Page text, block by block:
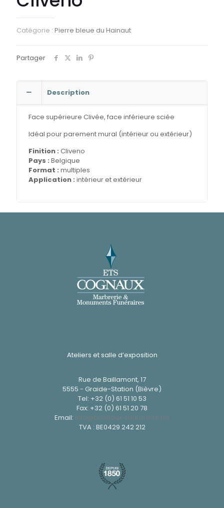
Catégorie : Pierre bleue du Hainaut
Partager
Description
Face supérieure Clivée, face inférieure sciée
Idéal pour parement mural (intérieur ou extérieur)
Finition : Cliveno
Pays : Belgique
Format : multiples
Application : intérieur et extérieur
Ateliers et salle d’exposition
Rue de Baillamont, 17
5555 - Graide-Station (Bièvre)
Tel: +32 (0) 61 51 10 53
Fax: +32 (0) 61 51 20 78
Email: info@cognaux-marbrerie.be
TVA : BE0429 242 212